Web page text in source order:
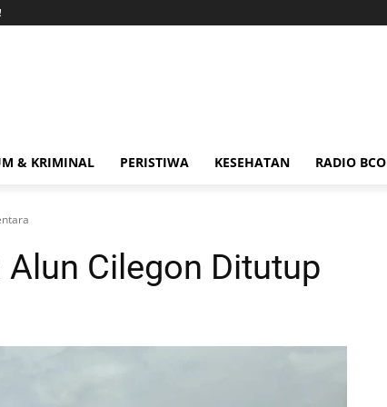
& KRIMINAL PERISTIWA KESEHATAN RADIO BCO
Cilegon Ditutup